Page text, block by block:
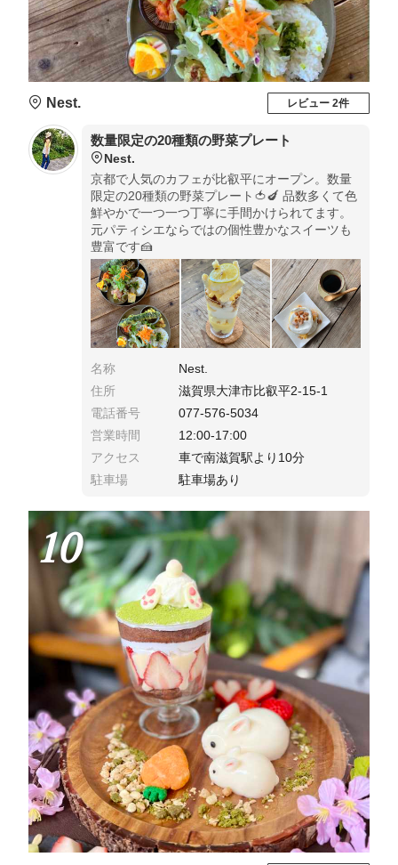
Nest. レビュー 2件
数量限定の20種類の野菜プレート
Nest.
京都で人気のカフェが比叡平にオープン。数量
限定の20種類の野菜プレート🍅🍆 品数多くて色
鮮やかで一つ一つ丁寧に手間かけられてます。
元パティシエならではの個性豊かなスイーツも
豊富です🍰
名称
Nest.
住所
滋賀県大津市比叡平2-15-1
電話番号
077-576-5034
営業時間
12:00-17:00
アクセス
車で南滋賀駅より10分
駐車場
駐車場あり
10